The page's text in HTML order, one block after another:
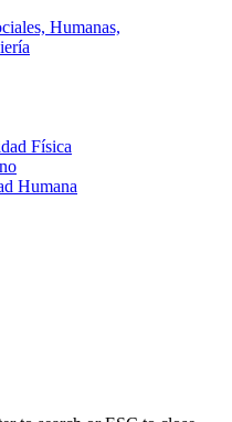
Humanas,
Física
Humana